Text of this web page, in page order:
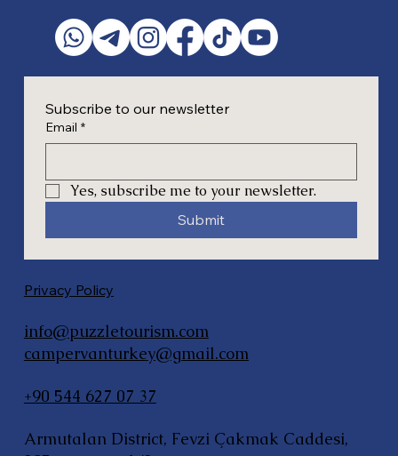
Subscribe to our newsletter
Email *
Yes, subscribe me to your newsletter.
Submit
Privacy Policy
info@puzzletourism.com
campervanturkey@gmail.com
+90 544 627 07 37
Armutalan District, Fevzi Çakmak Caddesi,